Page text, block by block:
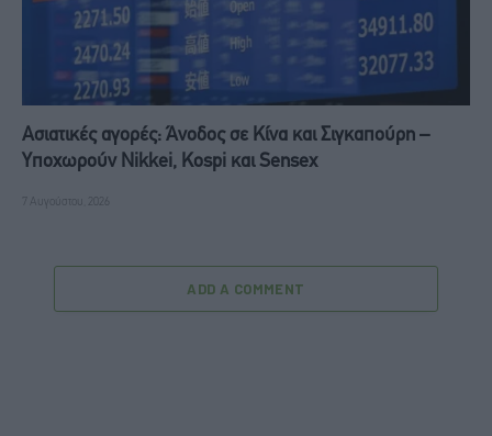
Ασιατικές αγορές: Άνοδος σε Κίνα και Σιγκαπούρη –
Υποχωρούν Nikkei, Kospi και Sensex
7 Αυγούστου, 2026
ADD A COMMENT